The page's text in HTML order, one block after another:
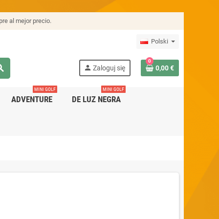
al mejor precio.
Polski
person Zaloguj się
0
0,00 €
ADVENTURE
MINI GOLF
DE LUZ NEGRA
MINI GOLF